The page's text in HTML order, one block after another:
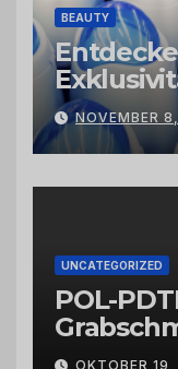
BEAUTY
NOVEMBER
UNCATEGORIZED
POL-
OKTOBER